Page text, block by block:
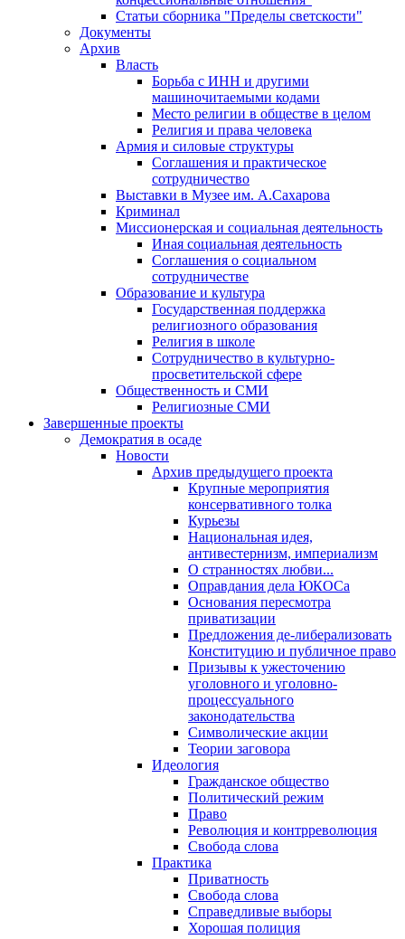
Статьи сборника "Пределы светскости"
Документы
Архив
Власть
Борьба с ИНН и другими
машиночитаемыми кодами
Место религии в обществе в целом
Религия и права человека
Армия и силовые структуры
Соглашения и практическое
сотрудничество
Выставки в Музее им. А.Сахарова
Криминал
Миссионерская и социальная деятельность
Иная социальная деятельность
Соглашения о социальном
сотрудничестве
Образование и культура
Государственная поддержка
религиозного образования
Религия в школе
Сотрудничество в культурно-
просветительской сфере
Общественность и СМИ
Религиозные СМИ
Завершенные проекты
Демократия в осаде
Новости
Архив предыдущего проекта
Крупные мероприятия
консервативного толка
Курьезы
Национальная идея,
антивестернизм, империализм
О странностях любви...
Оправдания дела ЮКОСа
Основания пересмотра
приватизации
Предложения де-либерализовать
Конституцию и публичное право
Призывы к ужесточению
уголовного и уголовно-
процессуального
законодательства
Символические акции
Теории заговора
Идеология
Гражданское общество
Политический режим
Право
Революция и контрреволюция
Свобода слова
Практика
Приватность
Свобода слова
Справедливые выборы
Хорошая полиция